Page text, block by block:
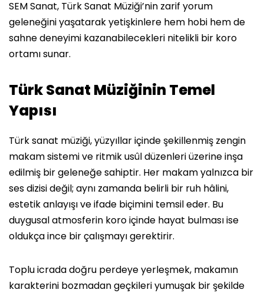
SEM Sanat, Türk Sanat Müziği’nin zarif yorum
geleneğini yaşatarak yetişkinlere hem hobi hem de
sahne deneyimi kazanabilecekleri nitelikli bir koro
ortamı sunar.
Türk Sanat Müziğinin Temel
Yapısı
Türk sanat müziği, yüzyıllar içinde şekillenmiş zengin
makam sistemi ve ritmik usûl düzenleri üzerine inşa
edilmiş bir geleneğe sahiptir. Her makam yalnızca bir
ses dizisi değil; aynı zamanda belirli bir ruh hâlini,
estetik anlayışı ve ifade biçimini temsil eder. Bu
duygusal atmosferin koro içinde hayat bulması ise
oldukça ince bir çalışmayı gerektirir.
Toplu icrada doğru perdeye yerleşmek, makamın
karakterini bozmadan geçkileri yumuşak bir şekilde